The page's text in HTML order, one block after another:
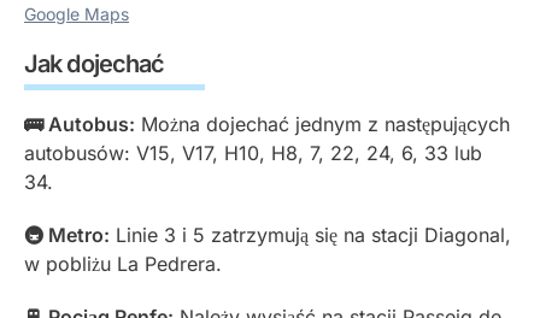
Google Maps
Jak dojechać
🚌 Autobus: Można dojechać jednym z następujących
autobusów: V15, V17, H10, H8, 7, 22, 24, 6, 33 lub
34.
🚇 Metro: Linie 3 i 5 zatrzymują się na stacji Diagonal,
w pobliżu La Pedrera.